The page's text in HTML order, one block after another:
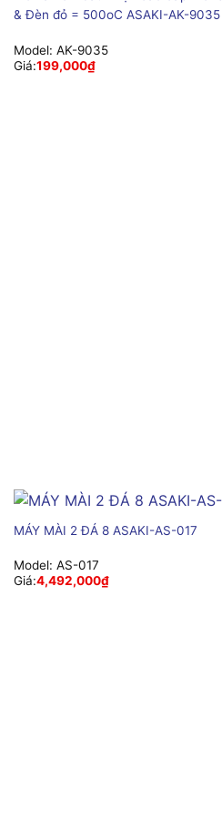
& Đèn đỏ = 500oC ASAKI-AK-9035
Model: AK-9035
Giá:199,000₫
MÁY MÀI 2 ĐÁ 8 ASAKI-AS-017
Model: AS-017
Giá:4,492,000₫